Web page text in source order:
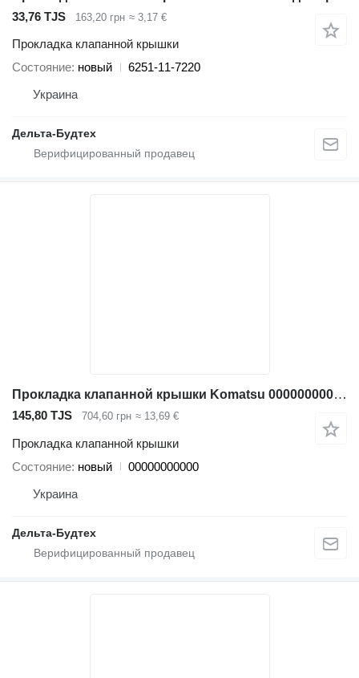
33,76 TJS 163,20 грн ≈ 3,17 €
Прокладка клапанной крышки
Состояние новый
6251-11-7220
Украина
Дельта-Будтех
Прокладка клапанной крышки Komatsu 00000000000 для экскаватора
145,80 TJS 704,60 грн ≈ 13,69 €
Прокладка клапанной крышки
Состояние новый
00000000000
Украина
Дельта-Будтех